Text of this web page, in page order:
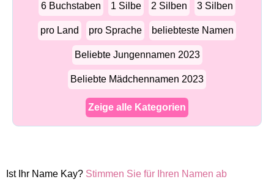
6 Buchstaben 1 Silbe 2 Silben 3 Silben
pro Land pro Sprache beliebteste Namen
Beliebte Jungennamen 2023
Beliebte Mädchennamen 2023
Zeige alle Kategorien
Ist Ihr Name Kay? Stimmen Sie für Ihren Namen ab